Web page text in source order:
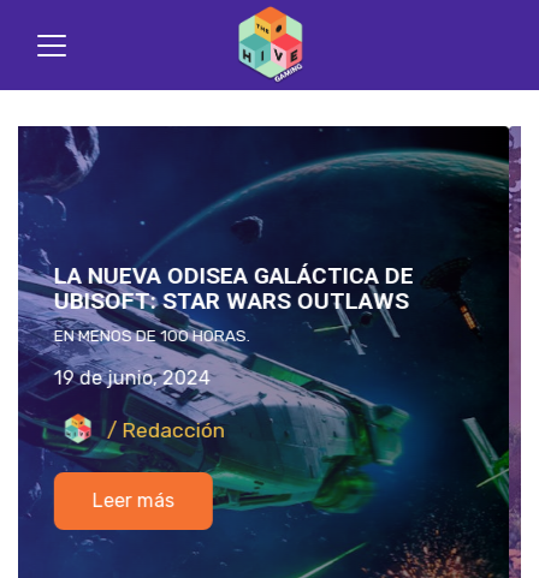
ALOY DE HORIZON ZERO DAWN
PODRÍA LLEGAR A SUPER SMASH
BROS.: ¿REALIDAD O SIMPLE DESEO?
LA TECNOLOGÍA TIEMBLA ANTE ALOY.
18 de junio, 2024
/ Redacción
Leer más